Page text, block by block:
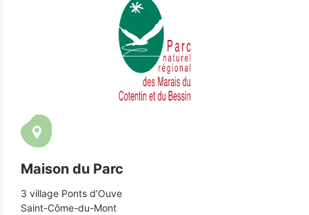
Maison du Parc
3 village Ponts d’Ouve
Saint-Côme-du-Mont